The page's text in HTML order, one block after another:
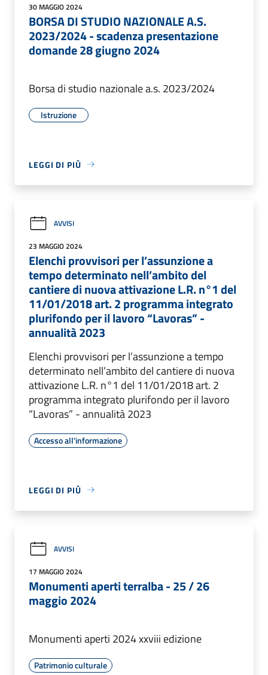
30 MAGGIO 2024
BORSA DI STUDIO NAZIONALE A.S.
2023/2024 - scadenza presentazione
domande 28 giugno 2024
Borsa di studio nazionale a.s. 2023/2024
Istruzione
LEGGI DI PIÙ
AVVISI
23 MAGGIO 2024
Elenchi provvisori per l’assunzione a
tempo determinato nell’ambito del
cantiere di nuova attivazione L.R. n°1 del
11/01/2018 art. 2 programma integrato
plurifondo per il lavoro “Lavoras” -
annualità 2023
Elenchi provvisori per l’assunzione a tempo
determinato nell’ambito del cantiere di nuova
attivazione L.R. n°1 del 11/01/2018 art. 2
programma integrato plurifondo per il lavoro
“Lavoras” - annualità 2023
Accesso all'informazione
LEGGI DI PIÙ
AVVISI
17 MAGGIO 2024
Monumenti aperti terralba - 25 / 26
maggio 2024
Monumenti aperti 2024 xxviii edizione
Patrimonio culturale